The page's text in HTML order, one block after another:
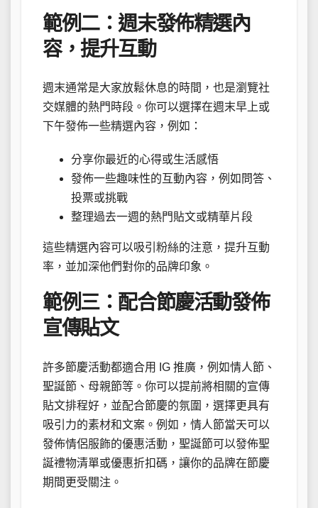
範例二：週末發佈精選內
容，提升互動
週末通常是大家放鬆休息的時間，也是瀏覽社
交媒體的熱門時段。你可以選擇在週末早上或
下午發佈一些精選內容，例如：
分享你最近的心得或生活感悟
發佈一些趣味性的互動內容，例如問答、
投票或挑戰
整理過去一週的熱門貼文或精華片段
這些精選內容可以吸引粉絲的注意，提升互動
率，並加深他們對你的品牌印象。
範例三：配合節慶活動發佈
宣傳貼文
許多節慶活動都適合用 IG 推廣，例如情人節、
聖誕節、母親節等。你可以提前將相關的宣傳
貼文排程好，並配合節慶的氛圍，選擇更具有
吸引力的素材和文案。例如，情人節當天可以
發佈情侶服飾的優惠活動，聖誕節可以發佈聖
誕禮物清單或優惠折扣碼，讓你的品牌在節慶
期間更受關注。